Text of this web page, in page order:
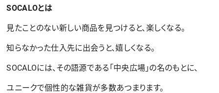
SOCALOとは
見たことのない新しい商品を見つけると、楽しくなる。
知らなかった仕入先に出会うと、嬉しくなる。
SOCALOには、その語源である「中央広場」の名のもとに、
ユニークで個性的な雑貨が多数あつまります。